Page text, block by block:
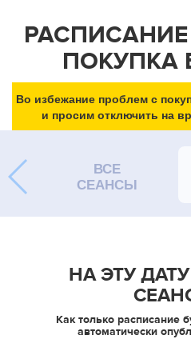
ПОКУПКА
Во избежание проблем с
и просим отключить на
ВСЕ
СЕАНСЫ
НА ЭТУ
Как только расписание
автоматически